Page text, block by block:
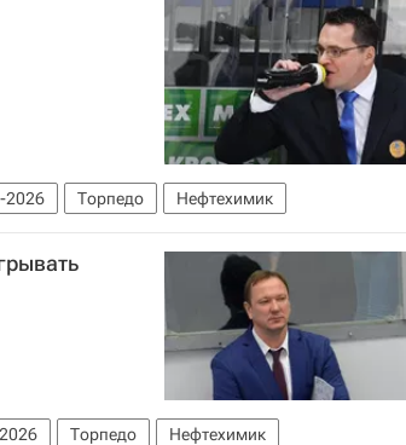
2026 Торпедо Нефтехимик
Торпедо Нефтехимик